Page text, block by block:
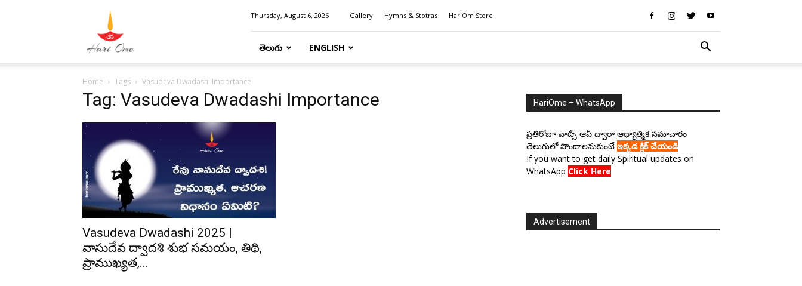
Thursday, August 6, 2026 Gallery Hymns & Stotras HariOm Store
తెలుగు ENGLISH
Home Tags Vasudeva Dwadashi Importance
Tag: Vasudeva Dwadashi Importance
Vasudeva Dwadashi 2025 |
వాసుదేవ ద్వాదశి శుభ సమయం, తిథి,
ప్రాముఖ్యత,...
HariOme – WhatsApp
ప్రతిరోజూ వాట్స్ ఆప్ ద్వారా ఆధ్యాత్మిక సమాచారం
తెలుగులో పొందాలనుకుంటే ఇక్కడ క్లిక్ చేయండి
If you want to get daily Spiritual updates on
WhatsApp Click Here
Advertisement